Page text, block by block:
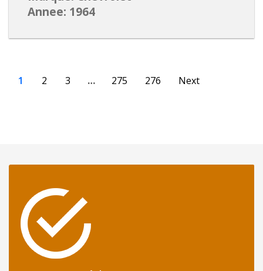
Annee: 1964
1 2 3 … 275 276 Next